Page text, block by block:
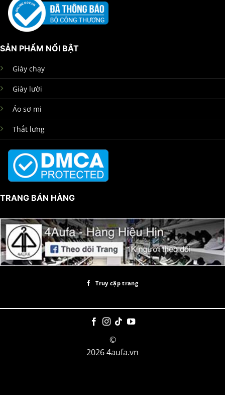
SẢN PHẨM NỔI BẬT
Giày chạy
Giày lười
Áo sơ mi
Thắt lưng
TRANG BÁN HÀNG
Truy cập trang
©
2026 4aufa.vn